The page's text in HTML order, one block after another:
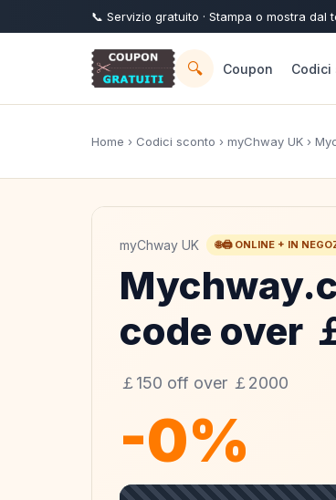
📞 Servizio gratuito · Stampa o mostra dal
🔍 Coupon Codici
Home › Codici sconto › myChway UK ›
myChway UK 🌐🖨️ ONLINE + IN
code over
￡150 off over ￡2000
-0%